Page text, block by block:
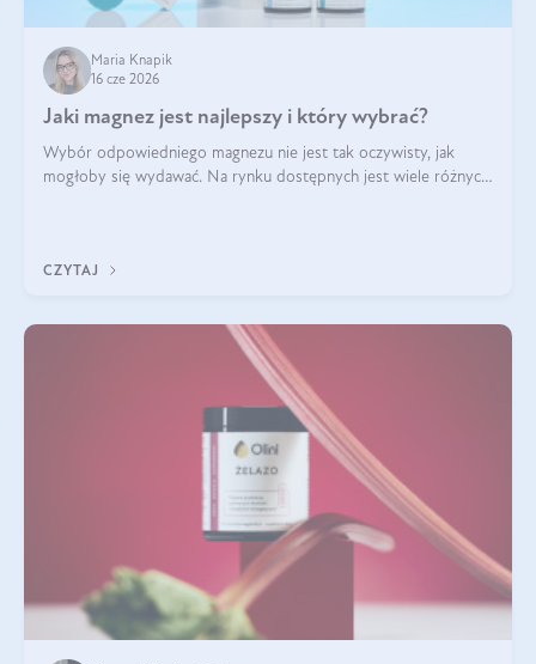
Maria Knapik
16 cze 2026
Jaki magnez jest najlepszy i który wybrać?
Wybór odpowiedniego magnezu nie jest tak oczywisty, jak
mogłoby się wydawać. Na rynku dostępnych jest wiele różnych
CZYTAJ